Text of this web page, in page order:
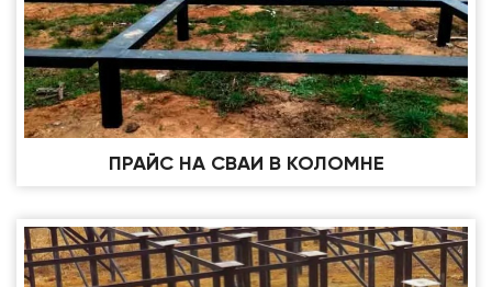
ПРАЙС НА СВАИ В КОЛОМНЕ